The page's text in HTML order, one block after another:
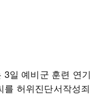
일 예비군 훈련 연
허위진단서작성